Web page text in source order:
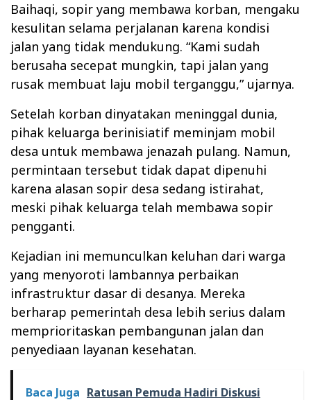
Baihaqi, sopir yang membawa korban, mengaku
kesulitan selama perjalanan karena kondisi
jalan yang tidak mendukung. “Kami sudah
berusaha secepat mungkin, tapi jalan yang
rusak membuat laju mobil terganggu,” ujarnya.
Setelah korban dinyatakan meninggal dunia,
pihak keluarga berinisiatif meminjam mobil
desa untuk membawa jenazah pulang. Namun,
permintaan tersebut tidak dapat dipenuhi
karena alasan sopir desa sedang istirahat,
meski pihak keluarga telah membawa sopir
pengganti.
Kejadian ini memunculkan keluhan dari warga
yang menyoroti lambannya perbaikan
infrastruktur dasar di desanya. Mereka
berharap pemerintah desa lebih serius dalam
memprioritaskan pembangunan jalan dan
penyediaan layanan kesehatan.
Baca Juga Ratusan Pemuda Hadiri Diskusi